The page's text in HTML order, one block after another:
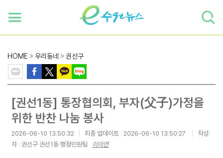
HOME > 우리동네 > 권선구
[권선1동] 통장협의회, 부자(父子)가정을
위한 반찬 나눔 봉사
2026-06-10 13:50:32 최종 업데이트 : 2026-06-10 13:50:27
작성
자 : 권선구 권선1동 행정민원팀
이아연